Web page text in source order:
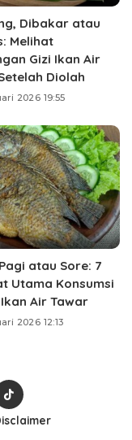
Dibakar atau
Melihat
Gizi Ikan Air
Diolah
2026 19:55
atau Sore: 7
Utama Konsumsi
Air Tawar
2026 12:13